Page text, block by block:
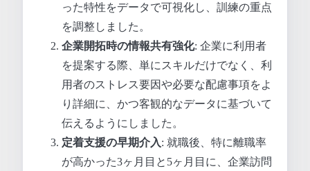
った特性をデータで可視化し、訓練の重点
を調整しました。
企業開拓時の情報共有強化: 企業に利用者
を提案する際、単にスキルだけでなく、利
用者のストレス要因や必要な配慮事項をよ
り詳細に、かつ客観的なデータに基づいて
伝えるようにしました。
定着支援の早期介入: 就職後、特に離職率
が高かった3ヶ月目と5ヶ月目に、企業訪問